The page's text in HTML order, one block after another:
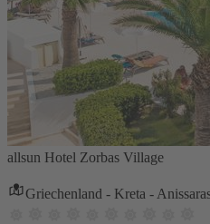
allsun Hotel Zorbas Village
Griechenland - Kreta -